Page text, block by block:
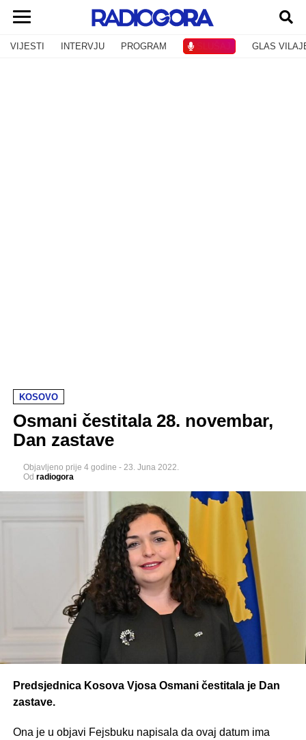
VIJESTI INTERVJU PROGRAM SLUŠAJ GLAS
KOSOVO
Osmani čestitala 28. novembar,
Dan zastave
Objavljeno prije 4 godine - 23. Juna 2022.
Od radiogora
Predsjednica Kosova Vjosa Osmani čestitala je Dan
zastave.
Ona je u objavi Fejsbuku napisala da ovaj datum ima